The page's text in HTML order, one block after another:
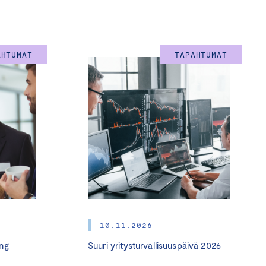
TAPAHTUMAT
10.11.2026
Suuri yritysturvallisuuspäivä 2026